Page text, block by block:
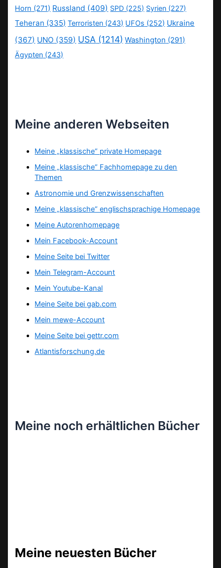
Horn (271) Russland (409) SPD (225) Syrien (227)
Teheran (335) Terroristen (243) UFOs (252) Ukraine
(367) UNO (359) USA (1214) Washington (291)
Ägypten (243)
Meine anderen Webseiten
Meine „klassische“ private Homepage
Meine „klassische“ Fachhomepage zu den
Themen
Astronomie und Grenzwissenschaften
Meine „klassische“ englischsprachige Homepage
Meine Autorenhomepage
Mein Facebook-Account
Meine Seite bei Twitter
Mein Telegram-Account
Mein Youtube-Kanal
Meine Seite bei gab.com
Mein mewe-Account
Meine Seite bei gettr.com
Atlantisforschung.de
Meine noch erhältlichen Bücher
Meine neuesten Bücher